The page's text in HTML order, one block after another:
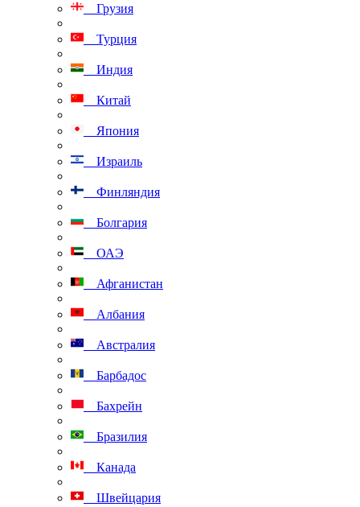
Грузия
Турция
Индия
Китай
Япония
Израиль
Финляндия
Болгария
ОАЭ
Афганистан
Албания
Австралия
Барбадос
Бахрейн
Бразилия
Канада
Швейцария